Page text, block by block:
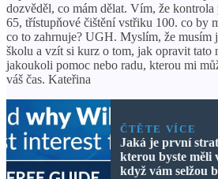
dozvěděl, co mám dělat. Vím, že
65, třístupňové čištění vstřiku 100. co by
co to zahrnuje? UGH. Myslím, že musím
školu a vzít si kurz o tom, jak opravit tato
jakoukoli pomoc nebo radu, kterou mi
váš čas. Kateřina
ČTĚTE VÍCE
Jaká je první
kterou byste měli
když vám selžou